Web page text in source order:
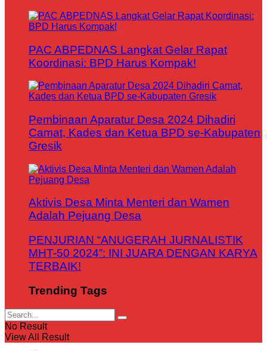
PAC ABPEDNAS Langkat Gelar Rapat
Koordinasi: BPD Harus Kompak!
Pembinaan Aparatur Desa 2024 Dihadiri
Camat, Kades dan Ketua BPD se-Kabupaten
Gresik
Aktivis Desa Minta Menteri dan Wamen
Adalah Pejuang Desa
PENJURIAN “ANUGERAH JURNALISTIK
MHT-50 2024”: INI JUARA DENGAN KARYA
TERBAIK!
Trending Tags
No Result
View All Result